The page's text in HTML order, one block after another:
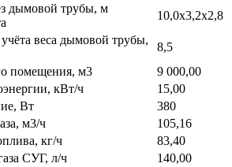
дымовой трубы, м
10,0х3,2х2,8
веса дымовой трубы,
8,5
помещения, м3
9 000,00
кВт/ч
15,00
Вт
380
м3/ч
105,16
кг/ч
83,40
СУГ, л/ч
140,00